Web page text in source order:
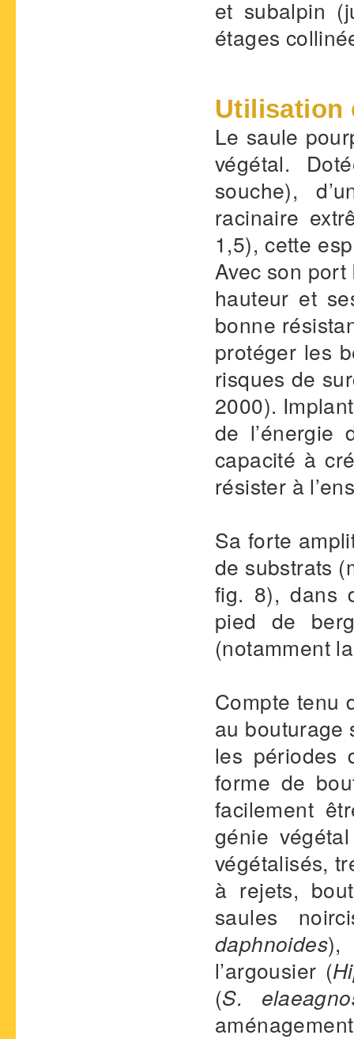
et subalpin
étages
Utilisation
Le saule
végétal.
souche),
racinaire
1,5), cette
Avec son
hauteur et
bonne
protéger les
risques de
2000).
de l’énergie
capacité à
résister à
Sa forte
de substrats
fig. 8), dans
pied de
(notamment
Compte tenu
au bouturage
les périodes
forme de
facilement
génie
végétalisés,
à rejets,
saules
daphnoides),
l’argousier (
(S.